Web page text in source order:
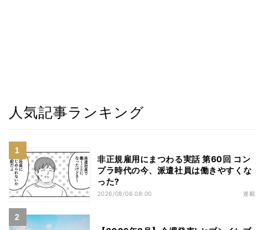
人気記事ランキング
非正規雇用にまつわる実話 第60回 コン
プラ時代の今、派遣社員は働きやすくな
った?
2026/08/06 08:00 連載